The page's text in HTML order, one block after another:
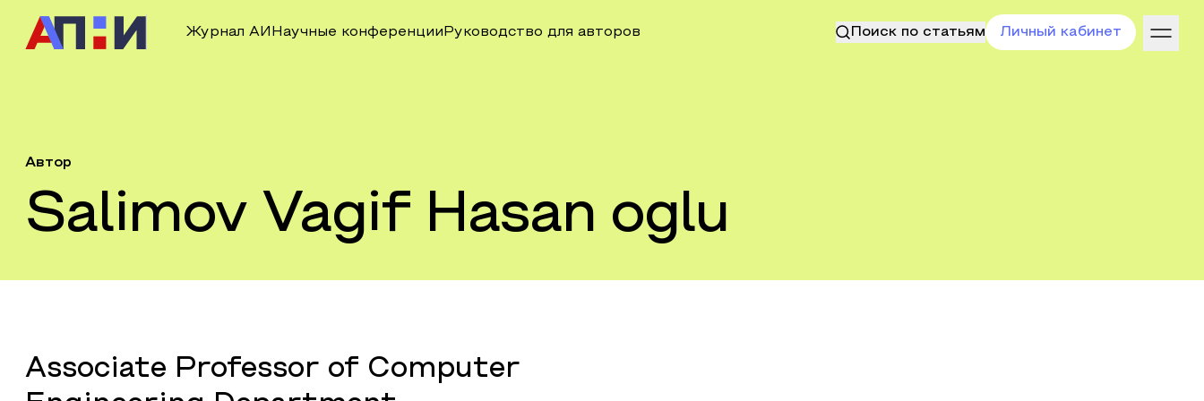
Журнал АИ Научные конференции Руководство для авторов Поиск по статьям Личный кабинет
Автор
Salimov Vagif Hasan oglu
Associate Professor of Computer